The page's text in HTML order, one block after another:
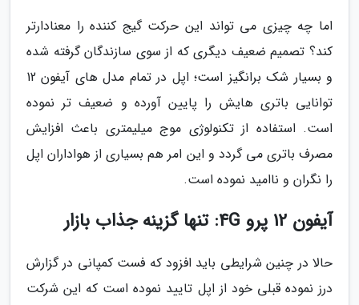
اما چه چیزی می تواند این حرکت گیج کننده را معنادارتر
کند؟ تصمیم ضعیف دیگری که از سوی سازندگان گرفته شده
و بسیار شک برانگیز است؛ اپل در تمام مدل های آیفون 12
توانایی باتری هایش را پایین آورده و ضعیف تر نموده
است. استفاده از تکنولوژی موج میلیمتری باعث افزایش
مصرف باتری می گردد و این امر هم بسیاری از هواداران اپل
را نگران و ناامید نموده است.
آیفون 12 پرو 4G: تنها گزینه جذاب بازار
حالا در چنین شرایطی باید افزود که فست کمپانی در گزارش
درز نموده قبلی خود از اپل تایید نموده است که این شرکت